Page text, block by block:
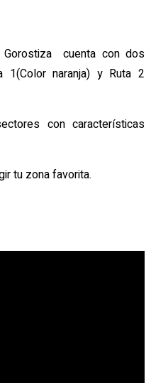
Gorostiza cuenta con dos
1(Color naranja) y Ruta 2
con características
tu zona favorita.